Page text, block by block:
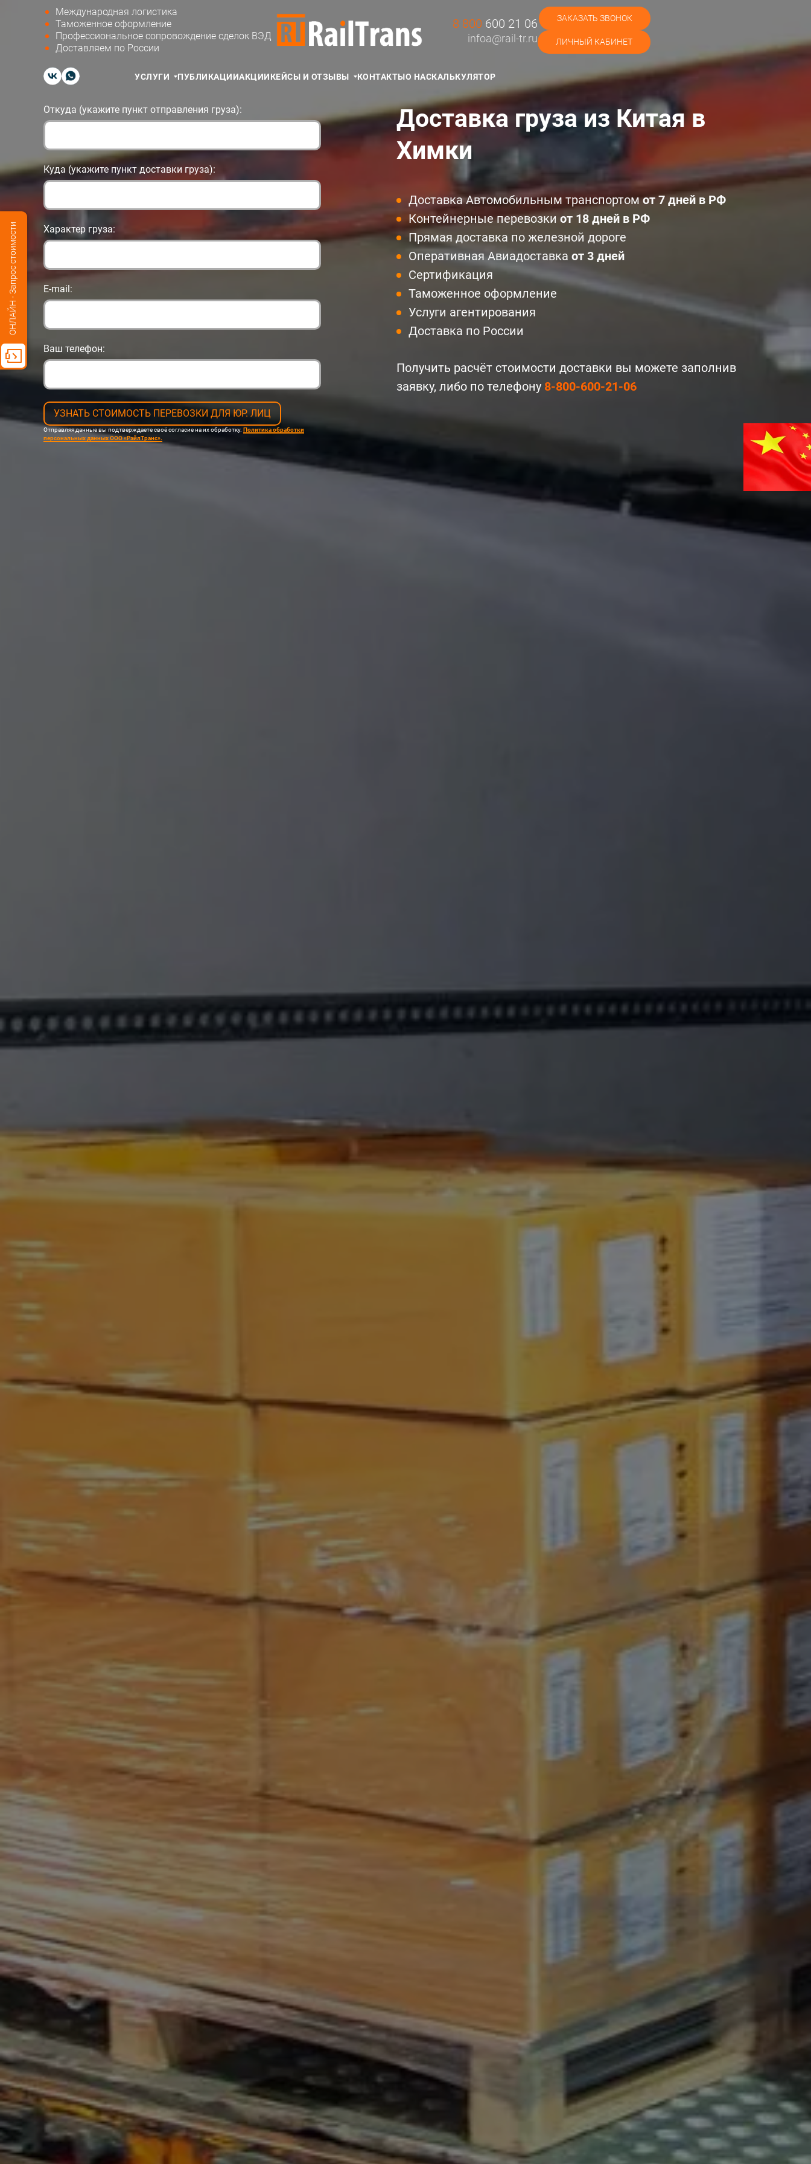
Международная логистика
Таможенное оформление
Профессиональное сопровождение сделок ВЭД
Доставляем по России
8 800 600 21 06
infoa@rail-tr.ru
ЗАКАЗАТЬ ЗВОНОК
ЛИЧНЫЙ КАБИНЕТ
УСЛУГИ ПУБЛИКАЦИИАКЦИИКЕЙСЫ И ОТЗЫВЫ КОНТАКТЫО НАСКАЛЬКУЛЯТОР
Откуда (укажите пункт отправления груза):
Куда (укажите пункт доставки груза):
Характер груза:
E-mail:
Ваш телефон:
УЗНАТЬ СТОИМОСТЬ ПЕРЕВОЗКИ ДЛЯ ЮР. ЛИЦ
Отправляя данные вы подтверждаете своё согласие на их обработку. Политика обработки
персональных данных ООО «РэйлТранс».
Доставка груза из Китая в
Химки
Доставка Автомобильным транспортомот 7 дней в РФ
Контейнерные перевозки от 18 дней в РФ
Прямая доставка по железной дороге
Оперативная Авиадоставка от 3 дней
Сертификация
Таможенное оформление
Услуги агентирования
Доставка по России
Получить расчёт стоимости доставки вы можете заполнив
заявку, либо по телефону 8-800-600-21-06
ОНЛАЙН - Запрос стоимости